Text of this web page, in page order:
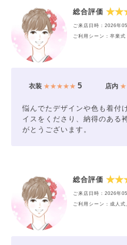
総合評価
ご来店日時：2026年
ご利用シーン：卒業
衣装★★★★★ 5 店内
悩んでたデザインや色も着付
イスをくださり、納得のある
がとうございます。
総合評価
ご来店日時：2026年
ご利用シーン：成人